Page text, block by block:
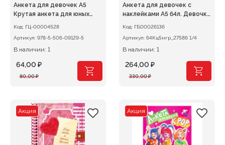
Анкета для девочек А5
Крутая анкета для юных
волшебниц УМКА
Код: ГЦ-00004528
Артикул: 978-5-506-09129-5
В наличии: 1
80,00₽
Первоначальная
80,00 ₽.
64,00 ₽
Текущая
Анкета для девочек с
наклейками А5 64л. Девочка
Код: ГБ00026136
Артикул:
64Кц5нгр_27586 1/4
В наличии: 1
330,00₽
Первоначальная
330,00 ₽.
264,00 ₽
Текущая
Акция Акция